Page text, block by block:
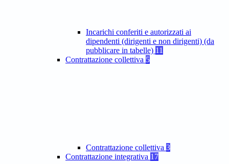
Incarichi conferiti e autorizzati ai
dipendenti (dirigenti e non dirigenti) (da
pubblicare in tabelle) 11
Contrattazione collettiva 5
Contrattazione collettiva 3
Contrattazione integrativa 17